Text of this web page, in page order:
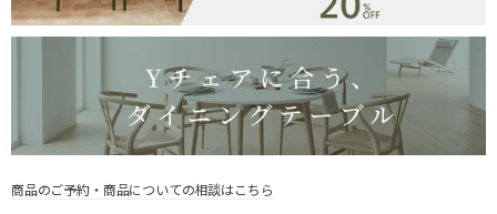
商品のご予約・商品についての相談はこちら